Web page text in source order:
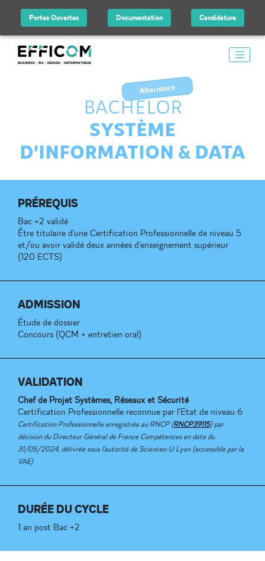
Portes Ouvertes Documentation Candidature
BACHELOR
SYSTÈME
D’INFORMATION & DATA
Alternance
PRÉREQUIS
Bac +2 validé
Être titulaire d’une Certification Professionnelle de niveau 5
et/ou avoir validé deux années d’enseignement supérieur
(120 ECTS)
ADMISSION
Étude de dossier
Concours (QCM + entretien oral)
VALIDATION
Chef de Projet Systèmes, Réseaux et Sécurité
Certification Professionnelle reconnue par l’Etat de niveau 6
Certification Professionnelle enregistrée au RNCP (RNCP39115) par
décision du Directeur Général de France Compétences en date du
31/05/2024, délivrée sous l’autorité de Sciences-U Lyon (accessible par la
VAE)
DURÉE DU CYCLE
1 an post Bac +2